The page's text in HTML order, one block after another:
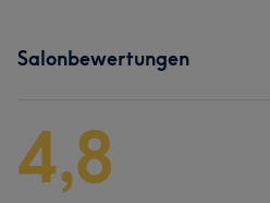
Salonbewertungen
4,8